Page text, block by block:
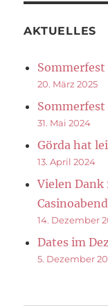
AKTUELLES
Sommerfest
20. März 2025
Sommerfest
31. Mai 2024
Görda hat
13. April 2024
Vielen
14. Dezember
Dates im
5. Dezember